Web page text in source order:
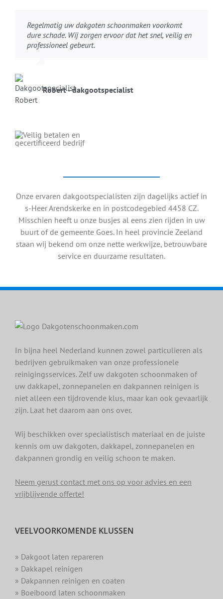
Regelmatig uw dakgoten schoonmaken voorkomt
dure schade. Wij zorgen ervoor dat het snel, veilig en
professioneel gebeurt.
Robert - dakgootspecialist
Onze ervaren dakgootspecialisten zijn dagelijks actief in
s-Heer Arendskerke en in postcodegebied 4458 CZ.
Misschien heeft u onze busjes al eens zien rijden in uw
buurt of de gemeente Goes. In heel provincie Zeeland
staan wij bekend om onze nette werkwijze, betrouwbare
service en duurzame resultaten.
In bijna heel Nederland kunnen zowel particulieren als
bedrijven gebruikmaken van onze professionele
reinigingsservices. Zelf uw dakgoten schoonmaken of
uw dakkapel, zonnepanelen en dakpannen reinigen is
niet alleen een tijdrovende klus, maar kan ook gevaarlijk
zijn. Laat het daarom aan ons over.
Wij beschikken over specialistisch materiaal en de juiste
kennis om uw dakgoten, dakkapel, zonnepanelen en
dakpannen grondig en veilig schoon te maken.
Neem gerust contact met ons op voor advies en een
vrijblijvende offerte!
VEELVOORKOMENDE KLUSSEN
» Dakgoot laten repareren
» Dakkapel reinigen
» Dakpannen reinigen en coaten
» Boeiboord laten schoonmaken